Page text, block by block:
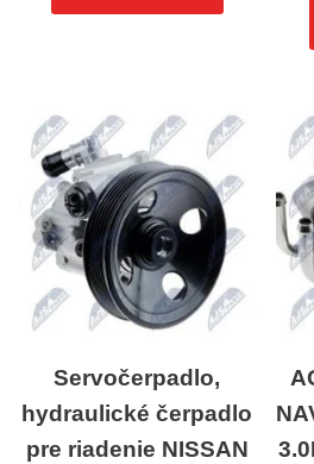
Servočerpadlo,
hydraulické čerpadlo
pre riadenie NISSAN